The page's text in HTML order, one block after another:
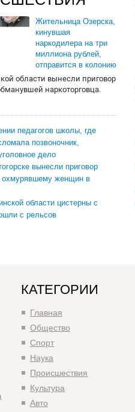
Жительница Озерска,
кинувшая
наркодилера на три
миллиона рублей,
отправится в колонию
области вынесли приговор
наркоторговца.
педагогов школы, где
позвоночник,
дело
вынесли приговор
охмурявшему женщин в
области цистерны с
с рельсов
КАТЕГОРИИ
Главная
Общество
Спорт
Наука
Происшествия
Культура
Авто